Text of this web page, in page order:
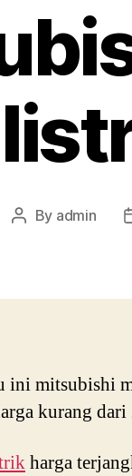
Post
By admin
ini mitsubishi
kurang
harga